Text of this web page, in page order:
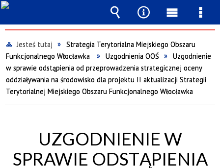
Jesteś tutaj
Strategia Terytorialna Miejskiego Obszaru
Funkcjonalnego Włocławka
Uzgodnienia OOŚ
Uzgodnienie
w sprawie odstąpienia od przeprowadzenia strategicznej oceny
oddziaływania na środowisko dla projektu II aktualizacji Strategii
Terytorialnej Miejskiego Obszaru Funkcjonalnego Włocławka
UZGODNIENIE W
SPRAWIE ODSTĄPIENIA
Wyszukiwarka
Narzędzia
Menu
główne